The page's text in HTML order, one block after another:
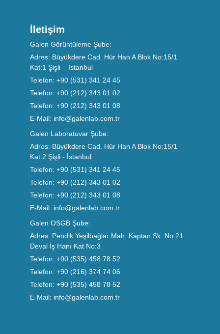
İletişim
Galen Görüntüleme Şube:
Adres: Büyükdere Cad. Hür Han A Blok No:15/1
Kat:1 Şişli – İstanbul
Telefon: +90 (531) 341 24 45
Telefon: +90 (212) 343 01 02
Telefon: +90 (212) 343 01 08
E-Mail: info@galenlab.com.tr
Galen Laboratuvar Şube:
Adres: Büyükdere Cad. Hür Han A Blok No:15/1
Kat:2 Şişli - İstanbul
Telefon: +90 (531) 341 24 45
Telefon: +90 (212) 343 01 02
Telefon: +90 (212) 343 01 08
E-Mail: info@galenlab.com.tr
Galen OSGB Şube:
Adres: Pendik Yeşilbağlar Mah. Kaptan Sk. No:21
Deval İş Hanı Kat No:3
Telefon: +90 (535) 458 78 52
Telefon: +90 (216) 374 74 06
Telefon: +90 (535) 458 78 52
E-Mail: info@galenlab.com.tr